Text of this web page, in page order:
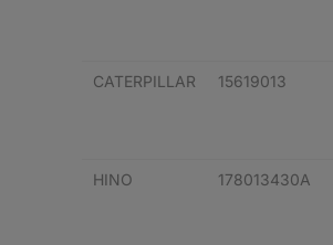
CATERPILLAR 15619013
HINO 178013430A